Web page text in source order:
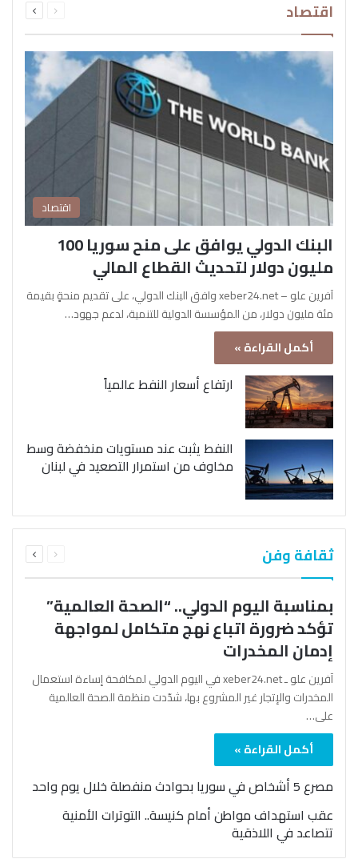
اقتصاد الصفحةالصفحة
اقتصاد
البنك الدولي يوافق على منح سوريا 100
مليون دولار لتحديث القطاع المالي
آفرين علو – xeber24.net وافق البنك الدولي، على تقديم منحةٍ بقيمة
مئة مليون دولار، من المؤسسة الدولية للتنمية، لدعم جهود…
أكمل القراءة »
ارتفاع أسعار النفط عالمياً
النفط يثبت عند مستويات منخفضة وسط
مخاوف من استمرار التصعيد في لبنان
ثقافة وفن الصفحةالصفحة
بمناسبة اليوم الدولي.. “الصحة العالمية”
تؤكد ضرورة اتباع نهج متكامل لمواجهة
إدمان المخدرات
آفرين علو ـ xeber24.net في اليوم الدولي لمكافحة إساءة استعمال
المخدرات والإتجار غير المشروع بها، شدّدت منظمة الصحة العالمية
على…
أكمل القراءة »
مصرع 5 أشخاص في سوريا بحوادث منفصلة خلال يوم واحد
عقب استهداف مواطن أمام كنيسة.. التوترات الأمنية
تتصاعد في اللاذقية